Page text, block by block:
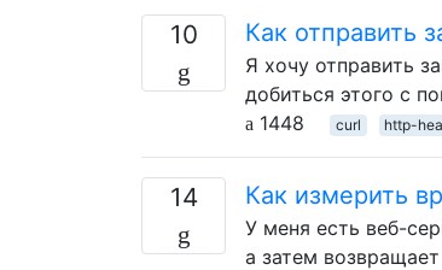
10 Как отправить
Я хочу отправить
добиться этого с
1448
curl http-
14 Как измерить
У меня есть веб-
а затем